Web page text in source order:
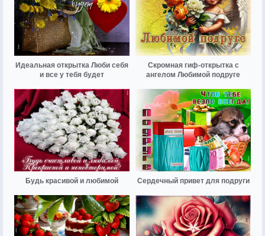
Идеальная открытка Люби себя
и все у тебя будет
Скромная гиф-открытка с
ангелом Любимой подруге
Будь красивой и любимой Сердечный привет для подруги